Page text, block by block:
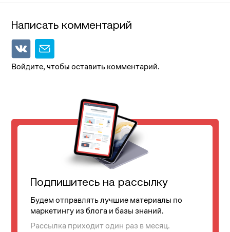
Написать комментарий
Войдите, чтобы оставить комментарий.
Подпишитесь на рассылку
Будем отправлять лучшие материалы по
маркетингу из блога и базы знаний.
Рассылка приходит один раз в месяц.